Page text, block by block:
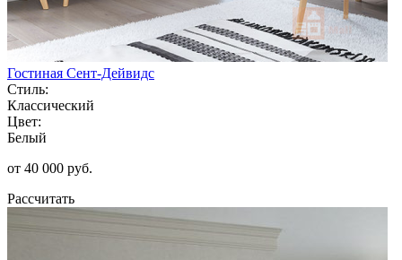
Гостиная Сент-Дейвидс
Стиль:
Классический
Цвет:
Белый
от 40 000 руб.
Рассчитать